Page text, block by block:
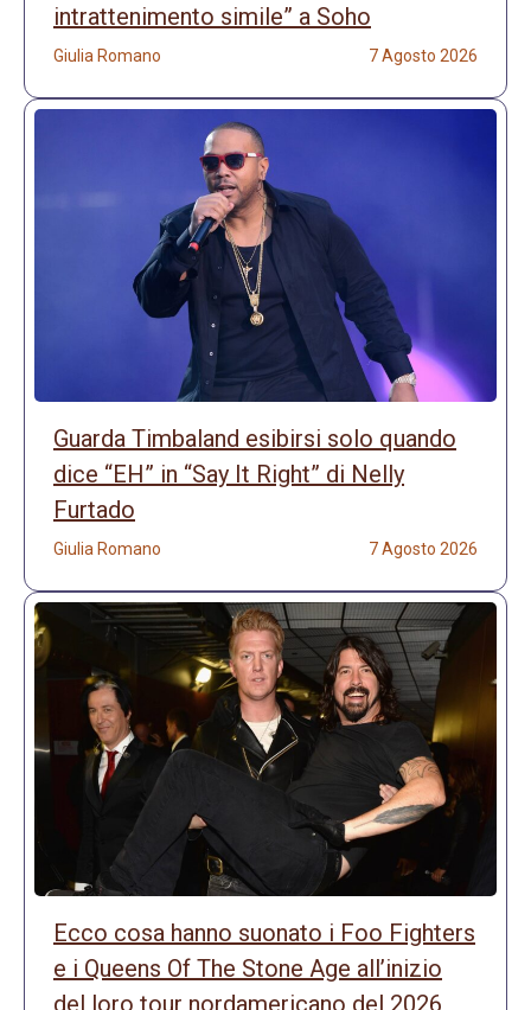
intrattenimento simile” a Soho
Giulia Romano 7 Agosto 2026
Guarda Timbaland esibirsi solo quando
dice “EH” in “Say It Right” di Nelly
Furtado
Giulia Romano 7 Agosto 2026
Ecco cosa hanno suonato i Foo Fighters
e i Queens Of The Stone Age all’inizio